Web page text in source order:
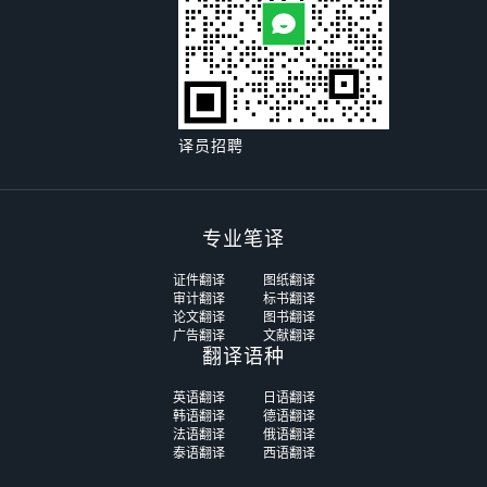
译员招聘
专业笔译
证件翻译
图纸翻译
审计翻译
标书翻译
论文翻译
图书翻译
广告翻译
文献翻译
翻译语种
英语翻译
日语翻译
韩语翻译
德语翻译
法语翻译
俄语翻译
泰语翻译
西语翻译